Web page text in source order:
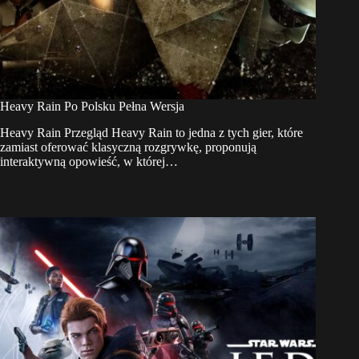
Heavy Rain Po Polsku Pełna Wersja
Heavy Rain Przegląd Heavy Rain to jedna z tych gier, które
zamiast oferować klasyczną rozgrywkę, proponują
interaktywną opowieść, w której…